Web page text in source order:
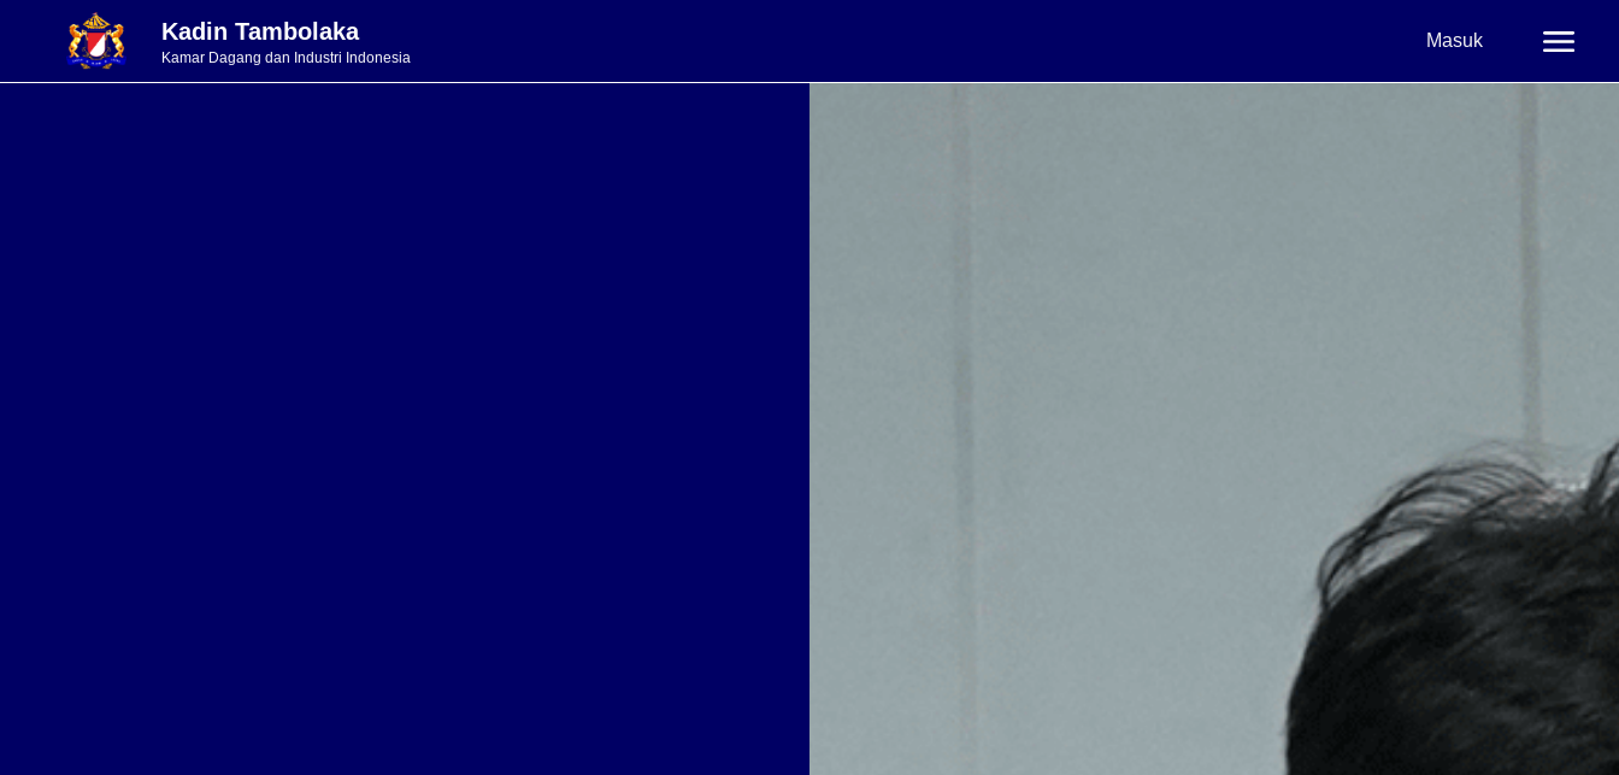
Kadin Tambolaka
Kamar Dagang dan Industri Indonesia
Masuk